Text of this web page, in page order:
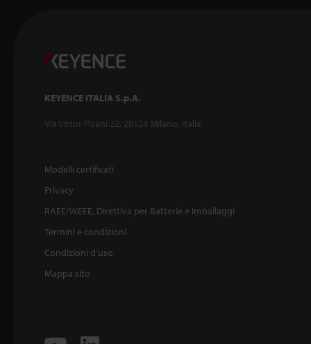
KEYENCE ITALIA S.p.A.
Via Vittor Pisani 22, 20124 Milano, Italia
Modelli certificati
Privacy
RAEE/WEEE, Direttiva per Batterie e Imballaggi
Termini e condizioni
Condizioni d'uso
Mappa sito